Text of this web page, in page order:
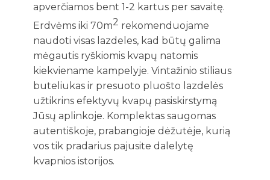
apverčiamos bent 1-2 kartus per savaitę.
Erdvėms iki 70m2 rekomenduojame
naudoti visas lazdeles, kad būtų galima
mėgautis ryškiomis kvapų natomis
kiekviename kampelyje. Vintažinio stiliaus
buteliukas ir presuoto pluošto lazdelės
užtikrins efektyvų kvapų pasiskirstymą
Jūsų aplinkoje. Komplektas saugomas
autentiškoje, prabangioje dėžutėje, kurią
vos tik pradarius pajusite dalelytę
kvapnios istorijos.